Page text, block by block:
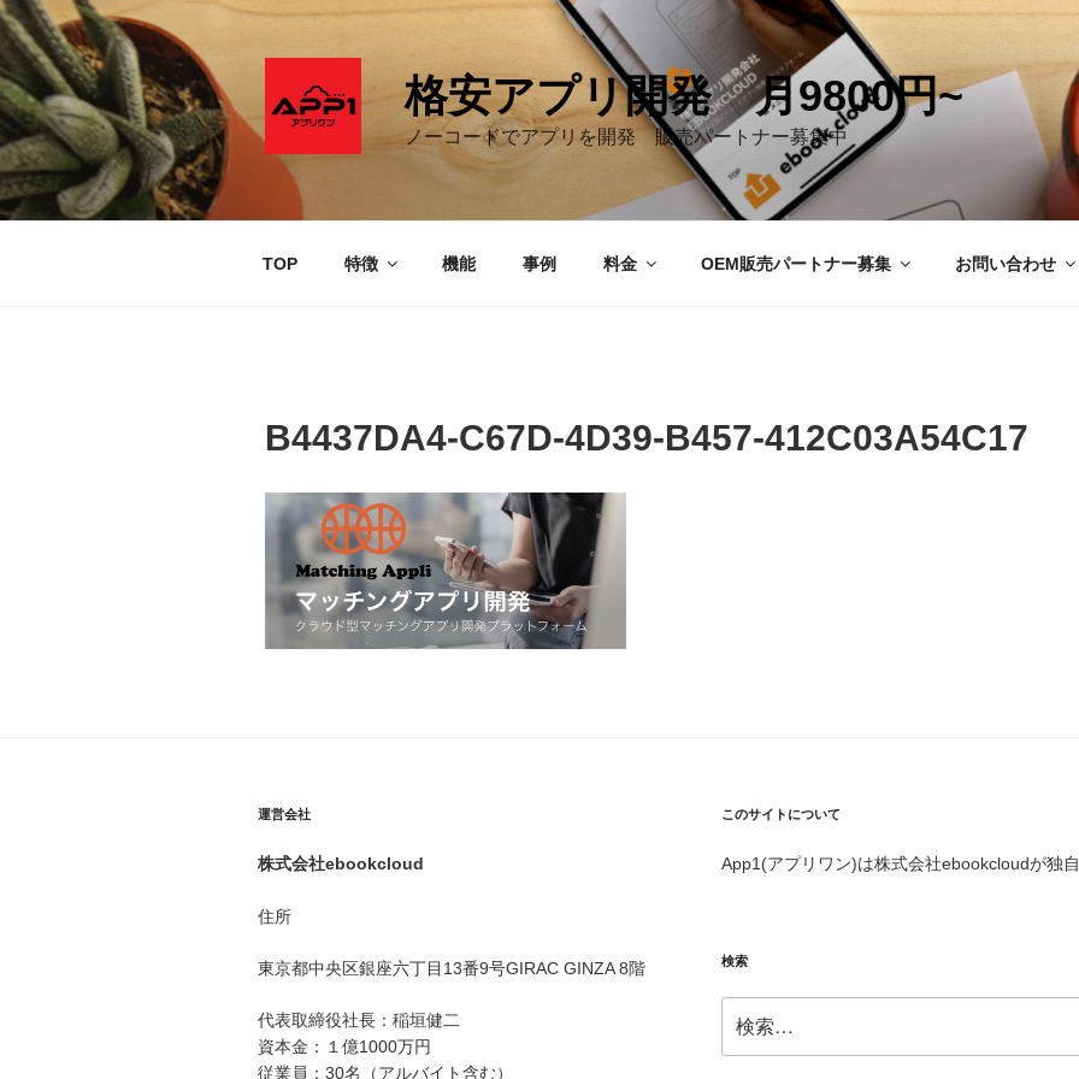
コ
ン
テ
ン
へ
ス
キ
格安アプリ開発 月9800円~
ノーコードでアプリを開発 販売パートナー募集中
TOP 特徴 機能 事例 料金 OEM販売パートナー募集 お問い合わせ
B4437DA4-C67D-4D39-B457-412C03A54C17
運営会社
株式会社ebookcloud
住所
東京都中央区銀座六丁目 13番9号GIRAC GINZA 8階
代表取締役社長：稲垣健二
資本金：１億1000万円
従業員：30名（アルバイト含む）
このサイトについて
App1(アプリワン)は株式会社ebookcloudが独
検索
索: